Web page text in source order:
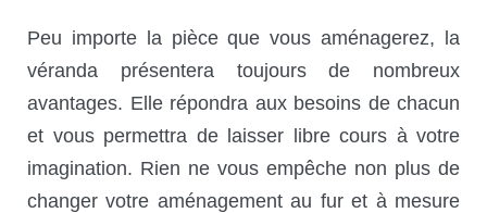
Peu importe la pièce que vous aménagerez, la
véranda présentera toujours de nombreux
avantages. Elle répondra aux besoins de chacun
et vous permettra de laisser libre cours à votre
imagination. Rien ne vous empêche non plus de
changer votre aménagement au fur et à mesure